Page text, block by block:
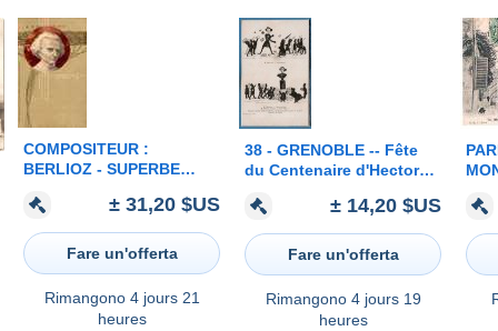
COMPOSITEUR :
BERLIOZ - SUPERBE
RELIEF ART NOUVEAU -
MEISSNER & BUCH -
ANNÉE: ENV. 1900 (b-913)
± 31,20 $US
Fare un'offerta
Rimangono 4 jours 21
heures
38 - GRENOBLE -- Fête
du Centenaire d'Hector
± 14,20 $US
Fare un'offerta
Rimangono 4 jours 19
heures
de